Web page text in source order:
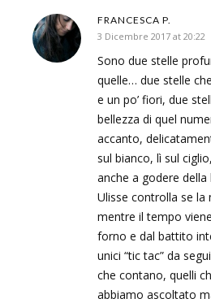
FRANCESCA P.
3 Dicembre 2017 at 20:22
Sono due stelle
quelle… due stelle
e un po’ fiori, due
bellezza di quel
accanto,
sul bianco, lì sul
anche a godere
Ulisse controlla se la
mentre il tempo
forno e dal battito
unici “tic tac” da
che contano, quelli
abbiamo ascoltato